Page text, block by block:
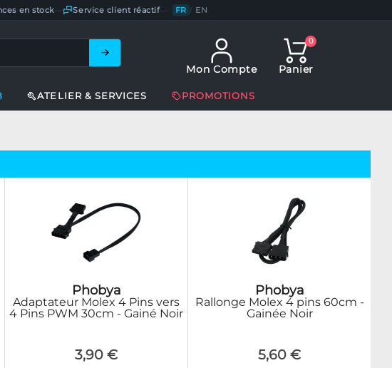
en stock Service client réactif— FR / EN
Mon Compte
0
Panier
ATELIER & SERVICES PROMOTIONS
Phobya
Adaptateur Molex 4 Pins vers
4 Pins PWM 30cm - Gainé Noir
3,90 €
Phobya
Rallonge Molex 4 pins 60cm -
Gainée Noir
5,60 €